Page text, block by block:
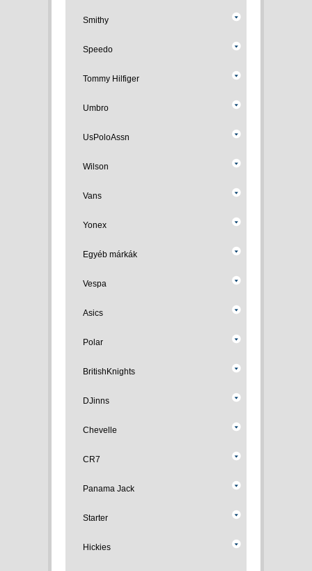
Smithy
Speedo
Tommy Hilfiger
Umbro
UsPoloAssn
Wilson
Vans
Yonex
Egyéb márkák
Vespa
Asics
Polar
BritishKnights
DJinns
Chevelle
CR7
Panama Jack
Starter
Hickies